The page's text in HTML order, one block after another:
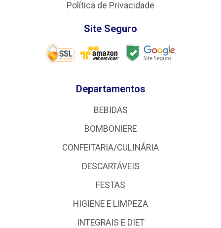
Política de Privacidade
Site Seguro
Departamentos
BEBIDAS
BOMBONIERE
CONFEITARIA/CULINÁRIA
DESCARTÁVEIS
FESTAS
HIGIENE E LIMPEZA
INTEGRAIS E DIET